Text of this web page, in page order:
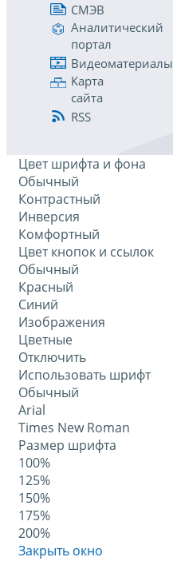
СМЭВ
Аналитический
портал
Видеоматериалы
Карта
сайта
RSS
Цвет шрифта и фона
Обычный
Контрастный
Инверсия
Комфортный
Цвет кнопок и ссылок
Обычный
Красный
Синий
Изображения
Цветные
Отключить
Использовать шрифт
Обычный
Arial
Times New Roman
Размер шрифта
100%
125%
150%
175%
200%
Закрыть окно